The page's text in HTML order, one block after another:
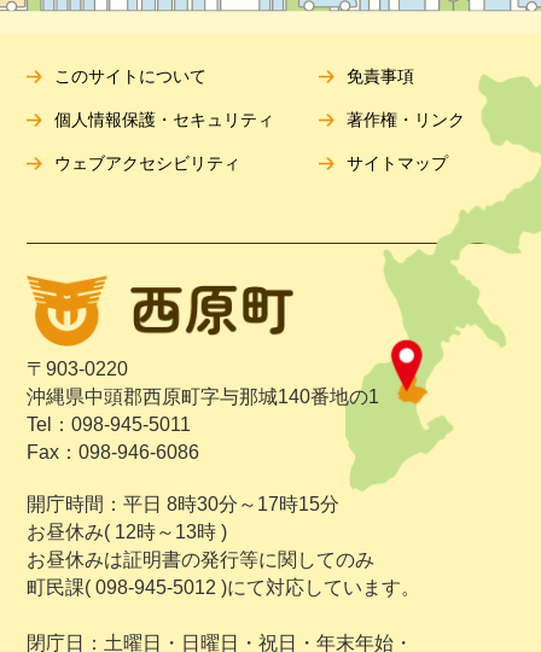
〒903-0220
沖縄県中頭郡西原町字与那城140番地の1
Tel：098-945-5011
Fax：098-946-6086
開庁時間：平日 8時30分～17時15分
お昼休み( 12時～13時 )
お昼休みは証明書の発行等に関してのみ
町民課( 098-945-5012 )にて対応しています。
閉庁日：土曜日・日曜日・祝日・年末年始・
このサイトについて 免責事項
個人情報保護・セキュリティ 著作権・リンク
ウェブアクセシビリティ サイトマップ